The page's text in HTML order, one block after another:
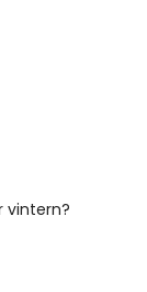
vintern?